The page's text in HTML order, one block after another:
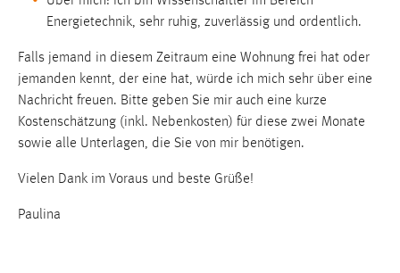
Energietechnik, sehr ruhig, zuverlässig und ordentlich.
Falls jemand in diesem Zeitraum eine Wohnung frei hat oder
jemanden kennt, der eine hat, würde ich mich sehr über eine
Nachricht freuen. Bitte geben Sie mir auch eine kurze
Kostenschätzung (inkl. Nebenkosten) für diese zwei Monate
sowie alle Unterlagen, die Sie von mir benötigen.
Vielen Dank im Voraus und beste Grüße!
Paulina
Zweck:
Sprachpräferenz
site-language-preference